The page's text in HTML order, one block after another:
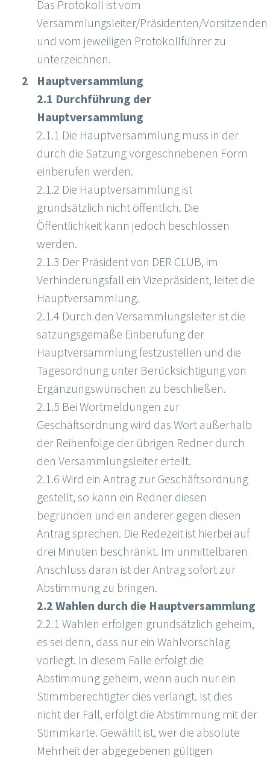
Das Protokoll ist vom
Versammlungsleiter/Präsidenten/Vorsitzenden
und vom jeweiligen Protokollführer zu
unterzeichnen.
Hauptversammlung
2.1 Durchführung der
Hauptversammlung
2.1.1 Die Hauptversammlung muss in der
durch die Satzung vorgeschriebenen Form
einberufen werden.
2.1.2 Die Hauptversammlung ist
grundsätzlich nicht öffentlich. Die
Öffentlichkeit kann jedoch beschlossen
werden.
2.1.3 Der Präsident von DER CLUB, im
Verhinderungsfall ein Vizepräsident, leitet die
Hauptversammlung.
2.1.4 Durch den Versammlungsleiter ist die
satzungsgemäße Einberufung der
Hauptversammlung festzustellen und die
Tagesordnung unter Berücksichtigung von
Ergänzungswünschen zu beschließen.
2.1.5 Bei Wortmeldungen zur
Geschäftsordnung wird das Wort außerhalb
der Reihenfolge der übrigen Redner durch
den Versammlungsleiter erteilt.
2.1.6 Wird ein Antrag zur Geschäftsordnung
gestellt, so kann ein Redner diesen
begründen und ein anderer gegen diesen
Antrag sprechen. Die Redezeit ist hierbei auf
drei Minuten beschränkt. Im unmittelbaren
Anschluss daran ist der Antrag sofort zur
Abstimmung zu bringen.
2.2 Wahlen durch die Hauptversammlung
2.2.1 Wahlen erfolgen grundsätzlich geheim,
es sei denn, dass nur ein Wahlvorschlag
vorliegt. In diesem Falle erfolgt die
Abstimmung geheim, wenn auch nur ein
Stimmberechtigter dies verlangt. Ist dies
nicht der Fall, erfolgt die Abstimmung mit der
Stimmkarte. Gewählt ist, wer die absolute
Mehrheit der abgegebenen gültigen